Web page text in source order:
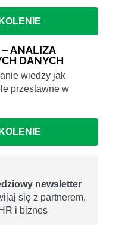
– ANALIZA
DANYCH
wiedzy jak
przestawne w
newsletter
się z partnerem,
i biznes